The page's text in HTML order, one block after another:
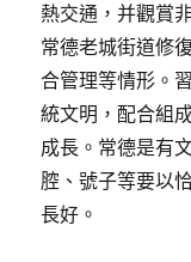
熱交通，并觀賞
常德老城街道修
合管理等情形。
統文明，配合組
成長。常德是有
腔、號子等要以
長好。